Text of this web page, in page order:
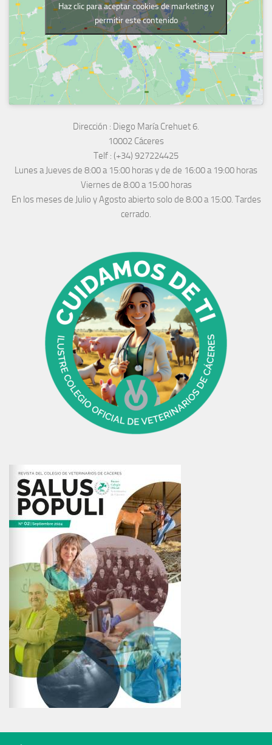
Haz clic para aceptar cookies de marketing y
permitir este contenido
Dirección : Diego María Crehuet 6.
10002 Cáceres
Telf : (+34) 927224425
Lunes a Jueves de 8:00 a 15:00 horas y de de 16:00 a 19:00 horas
Viernes de 8:00 a 15:00 horas
En los meses de Julio y Agosto abierto solo de 8:00 a 15:00. Tardes
cerrado.